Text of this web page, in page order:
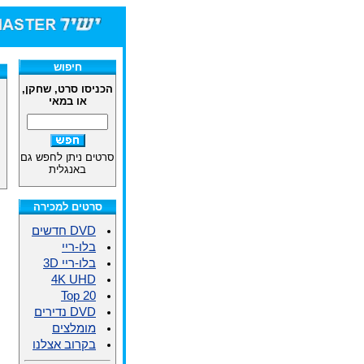
חיפוש
הכניסו סרט, שחקן,
או במאי
סרטים ניתן לחפש גם
באנגלית
סרטים למכירה
DVD חדשים
בלו-ריי
בלו-ריי 3D
4K UHD
Top 20
DVD נדירים
מומלצים
בקרוב אצלנו